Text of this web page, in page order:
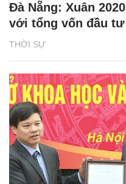
THỜI SỰ
Đà Nẵng: Xuân
với tổng vốn đầu tư